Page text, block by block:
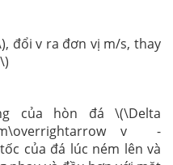
đổi v ra đơn vị m/s, thay
của hòn đá \(\Delta
v -
của đá lúc ném lên và